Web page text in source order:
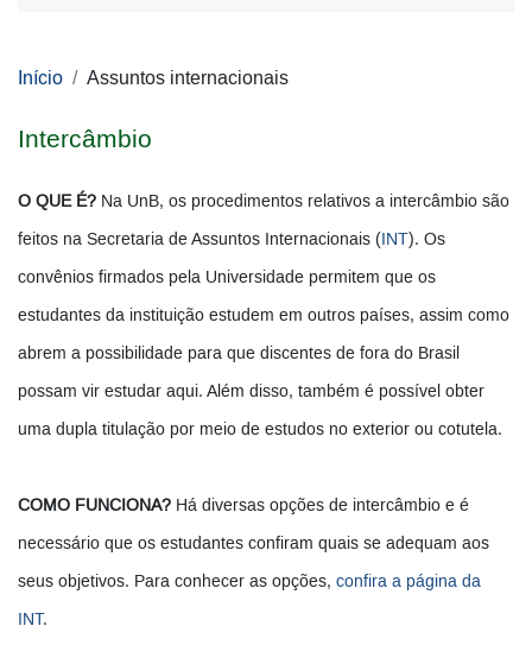
Início Assuntos internacionais
Intercâmbio
O QUE É? Na UnB, os procedimentos relativos a intercâmbio são
feitos na Secretaria de Assuntos Internacionais (INT). Os
convênios firmados pela Universidade permitem que os
estudantes da instituição estudem em outros países, assim como
abrem a possibilidade para que discentes de fora do Brasil
possam vir estudar aqui. Além disso, também é possível obter
uma dupla titulação por meio de estudos no exterior ou cotutela.
COMO FUNCIONA? Há diversas opções de intercâmbio e é
necessário que os estudantes confiram quais se adequam aos
seus objetivos. Para conhecer as opções, confira a página da
INT.